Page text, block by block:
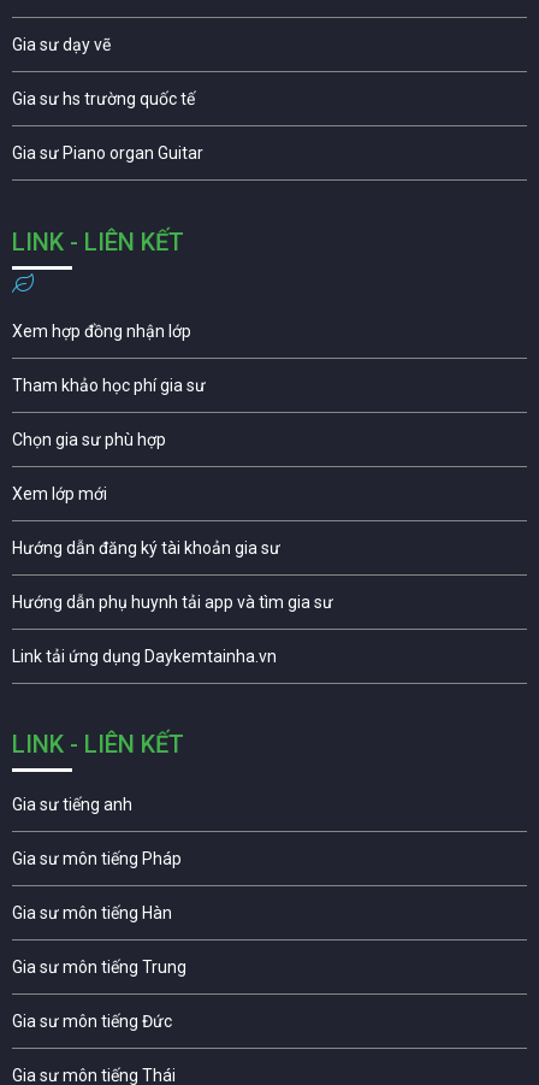
Gia sư dạy vẽ
Gia sư hs trường quốc tế
Gia sư Piano organ Guitar
LINK - LIÊN KẾT
Xem hợp đồng nhận lớp
Tham khảo học phí gia sư
Chọn gia sư phù hợp
Xem lớp mới
Hướng dẫn đăng ký tài khoản gia sư
Hướng dẫn phụ huynh tải app và tìm gia sư
Link tải ứng dụng Daykemtainha.vn
LINK - LIÊN KẾT
Gia sư tiếng anh
Gia sư môn tiếng Pháp
Gia sư môn tiếng Hàn
Gia sư môn tiếng Trung
Gia sư môn tiếng Đức
Gia sư môn tiếng Thái